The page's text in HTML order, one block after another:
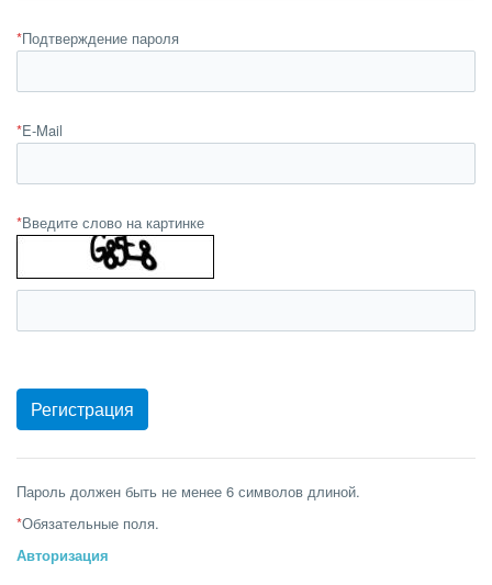
*Подтверждение пароля
*E-Mail
*Введите слово на картинке
Пароль должен быть не менее 6 символов длиной.
*Обязательные поля.
Авторизация